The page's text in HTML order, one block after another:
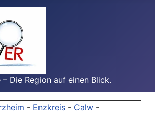
Die Region auf einen Blick.
- Enzkreis - Calw -